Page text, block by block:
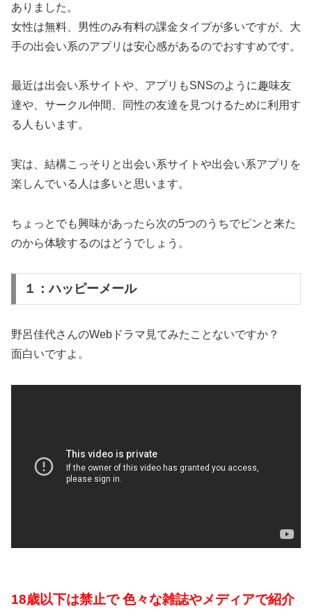
ありました。
女性は無料、男性のみ有料の課金タイプが多いですが、大
手の出会い系のアプリは安心感があるのでおすすめです。
最近は出会い系サイトや、アプリもSNSのように趣味友
達や、サークル仲間、同性の友達を見つけるために利用す
る人もいます。
実は、結構こっそりと出会い系サイトや出会い系アプリを
楽しんでいる人は多いと思います。
ちょっとでも興味があったら次の5つのうちでピンと来た
のから体験するのはどうでしょう。
１：ハッピーメール
野呂佳代さんのWebドラマ見てみたことないですか？
面白いですよ。
18歳以下は禁止で 色々な雑誌やメディアで紹介